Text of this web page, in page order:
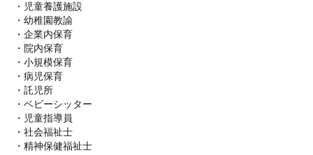
・児童養護施設
・幼稚園教諭
・企業内保育
・院内保育
・小規模保育
・病児保育
・託児所
・ベビーシッター
・児童指導員
・社会福祉士
・精神保健福祉士